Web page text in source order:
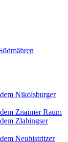
Nikolsburger
Znaimer Raum
Zlabingser
Neubistritzer